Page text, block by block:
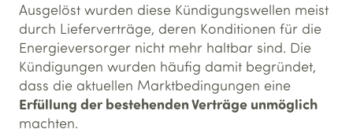
Ausgelöst wurden diese Kündigungswellen meist
durch Lieferverträge, deren Konditionen für die
Energieversorger nicht mehr haltbar sind. Die
Kündigungen wurden häufig damit begründet,
dass die aktuellen Marktbedingungen eine
Erfüllung der bestehenden Verträge unmöglich
machten.